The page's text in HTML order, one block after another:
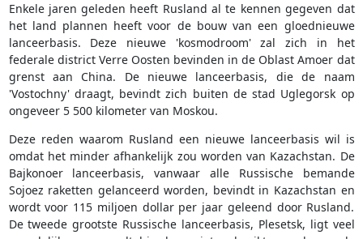
Enkele jaren geleden heeft Rusland al te kennen gegeven dat
het land plannen heeft voor de bouw van een gloednieuwe
lanceerbasis. Deze nieuwe 'kosmodroom' zal zich in het
federale district Verre Oosten bevinden in de Oblast Amoer dat
grenst aan China. De nieuwe lanceerbasis, die de naam
'Vostochny' draagt, bevindt zich buiten de stad Uglegorsk op
ongeveer 5 500 kilometer van Moskou.
Deze reden waarom Rusland een nieuwe lanceerbasis wil is
omdat het minder afhankelijk zou worden van Kazachstan. De
Bajkonoer lanceerbasis, vanwaar alle Russische bemande
Sojoez raketten gelanceerd worden, bevindt in Kazachstan en
wordt voor 115 miljoen dollar per jaar geleend door Rusland.
De tweede grootste Russische lanceerbasis, Plesetsk, ligt veel